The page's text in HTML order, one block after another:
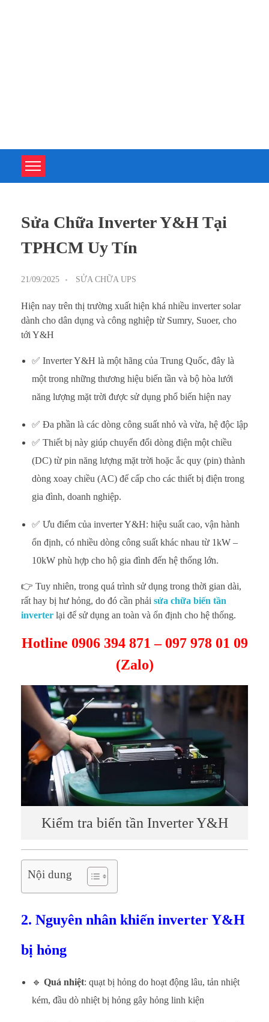
Sửa Chữa Inverter Y&H Tại
TPHCM Uy Tín
21/09/2025 SỬA CHỮA UPS
Hiện nay trên thị trường xuất hiện khá nhiều inverter solar
dành cho dân dụng và công nghiệp từ Sumry, Suoer, cho
tới Y&H
✅ Inverter Y&H là một hãng của Trung Quốc, đây là
một trong những thương hiệu biến tần và bộ hòa lưới
năng lượng mặt trời được sử dụng phổ biến hiện nay
✅ Đa phần là các dòng công suất nhỏ và vừa, hệ độc lập
✅ Thiết bị này giúp chuyển đổi dòng điện một chiều
(DC) từ pin năng lượng mặt trời hoặc ắc quy (pin) thành
dòng xoay chiều (AC) để cấp cho các thiết bị điện trong
gia đình, doanh nghiệp.
✅ Ưu điểm của inverter Y&H: hiệu suất cao, vận hành
ổn định, có nhiều dòng công suất khác nhau từ 1kW –
10kW phù hợp cho hộ gia đình đến hệ thống lớn.
👉 Tuy nhiên, trong quá trình sử dụng trong thời gian dài,
rất hay bị hư hỏng, do đó cần phải sửa chữa biến tần
inverter lại để sử dụng an toàn và ổn định cho hệ thống.
Hotline 0906 394 871 – 097 978 01 09
(Zalo)
Kiểm tra biến tần Inverter Y&H
Nội dung
2. Nguyên nhân khiến inverter Y&H
bị hỏng
🔹 Quá nhiệt: quạt bị hỏng do hoạt động lâu, tản nhiệt
kém, đầu dò nhiệt bị hỏng gây hỏng linh kiện